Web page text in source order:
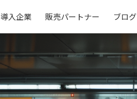
導入企業 販売パートナー ブログ